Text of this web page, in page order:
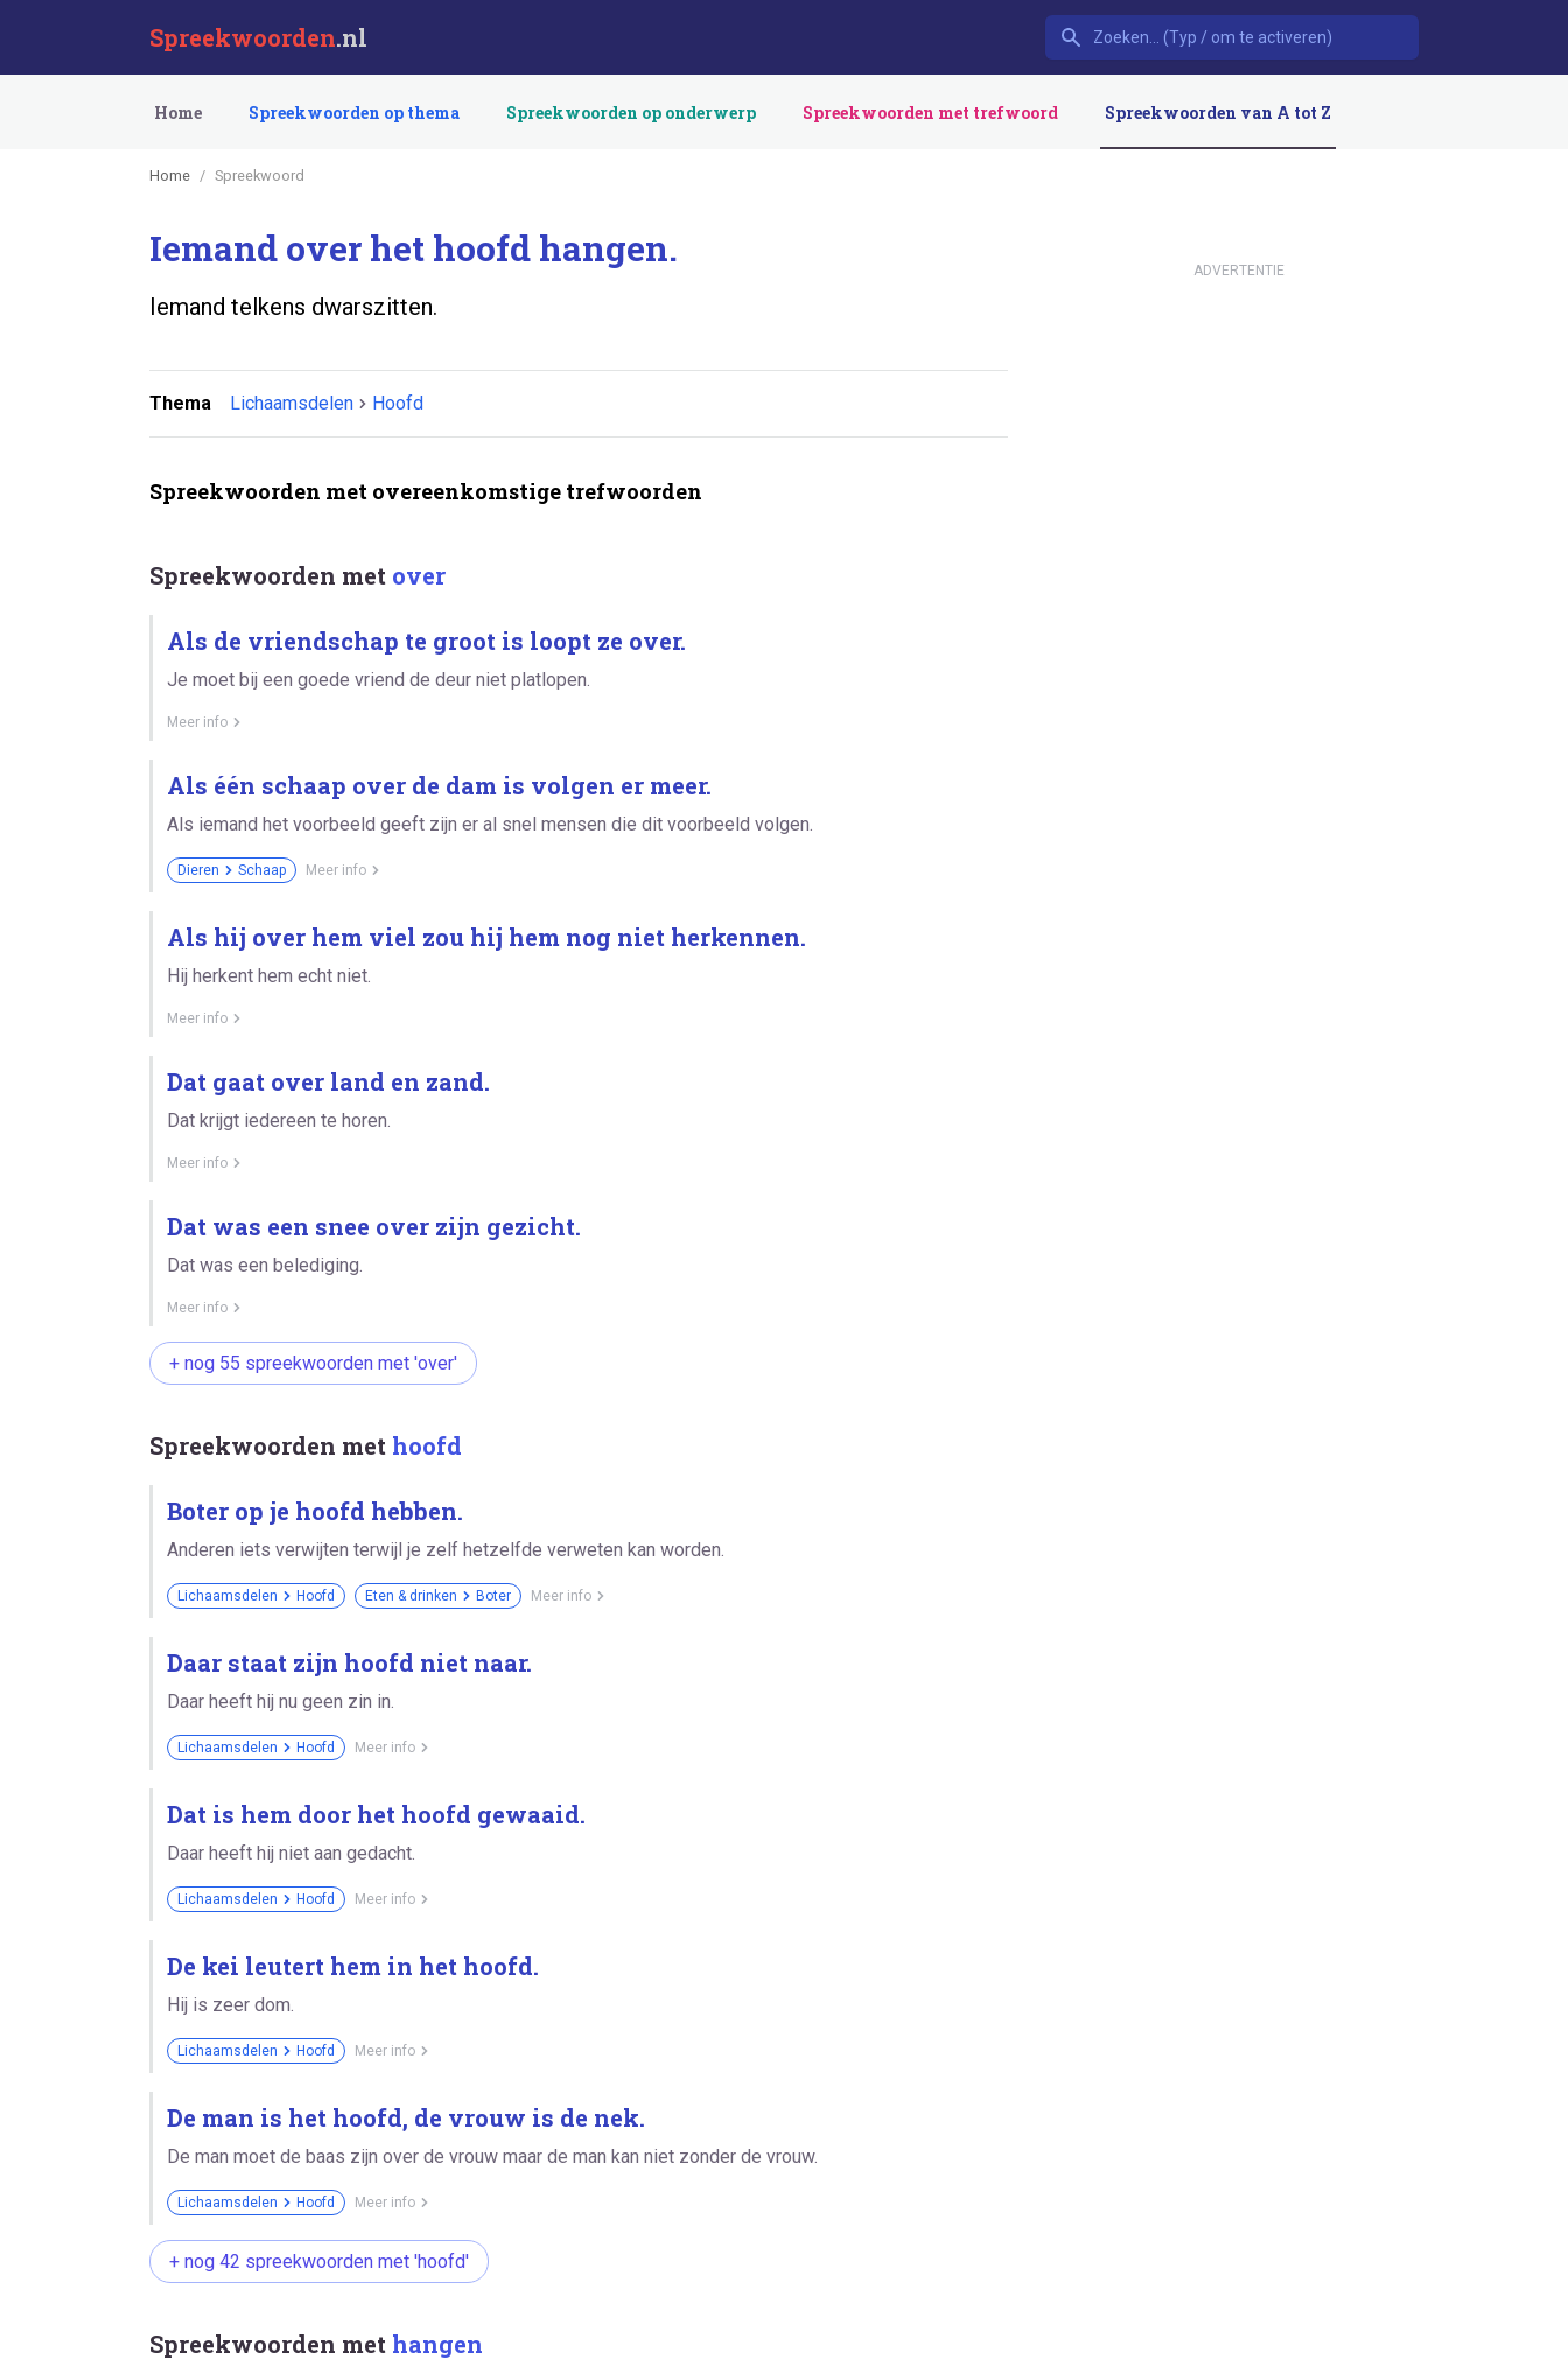
Spreekwoorden.nl
Home Spreekwoorden op thema Spreekwoorden op onderwerp Spreekwoorden met trefwoord Spreekwoorden van A tot Z
Home Spreekwoord
Iemand over het hoofd hangen.
Iemand telkens dwarszitten.
Thema Lichaamsdelen Hoofd
Spreekwoorden met overeenkomstige trefwoorden
Spreekwoorden met over
Als de vriendschap te groot is loopt ze over.
Je moet bij een goede vriend de deur niet platlopen.
Meer info
Als één schaap over de dam is volgen er meer.
Als iemand het voorbeeld geeft zijn er al snel mensen die dit voorbeeld volgen.
Dieren Schaap Meer info
Als hij over hem viel zou hij hem nog niet herkennen.
Hij herkent hem echt niet.
Meer info
Dat gaat over land en zand.
Dat krijgt iedereen te horen.
Meer info
Dat was een snee over zijn gezicht.
Dat was een belediging.
Meer info
+ nog 55 spreekwoorden met 'over'
Spreekwoorden met hoofd
Boter op je hoofd hebben.
Anderen iets verwijten terwijl je zelf hetzelfde verweten kan worden.
Lichaamsdelen Hoofd Eten & drinken Boter Meer info
Daar staat zijn hoofd niet naar.
Daar heeft hij nu geen zin in.
Lichaamsdelen Hoofd Meer info
Dat is hem door het hoofd gewaaid.
Daar heeft hij niet aan gedacht.
Lichaamsdelen Hoofd Meer info
De kei leutert hem in het hoofd.
Hij is zeer dom.
Lichaamsdelen Hoofd Meer info
De man is het hoofd, de vrouw is de nek.
De man moet de baas zijn over de vrouw maar de man kan niet zonder de vrouw.
Lichaamsdelen Hoofd Meer info
+ nog 42 spreekwoorden met 'hoofd'
Spreekwoorden met hangen
ADVERTENTIE